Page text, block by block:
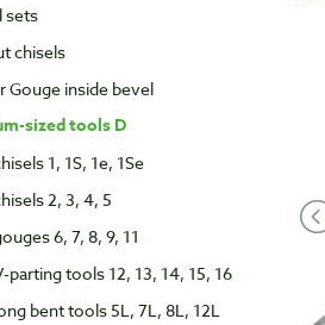
sets
chisels
Gouge inside bevel
sized tools D
1, 1S, 1e, 1Se
2, 3, 4, 5
6, 7, 8, 9, 11
parting tools 12, 13, 14, 15, 16
bent tools 5L, 7L, 8L, 12L